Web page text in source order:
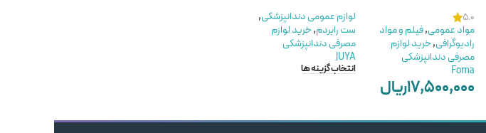
5.0
مواد عمومی,فیلم و مواد
رادیوگرافی,خرید لوازم
مصرفی دندانپزشکی
Foma
۱۷,۵۰۰,۰۰۰ریال
لوازم عمومی دندانپزشکی,
ست رابردم,خرید لوازم
مصرفی دندانپزشکی
JUYA
انتخاب گزینه ها
اطلاعات بیشتر